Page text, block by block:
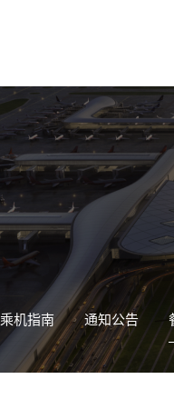
乘机指南 通知公告